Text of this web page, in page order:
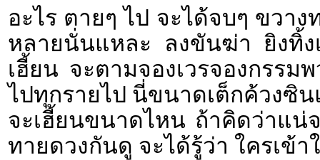
อะไร ตายๆ ไป จะได้จบๆ ขวา
หลายนั่นแหละ ลงขันฆ่า ยิงทิ้ง
เฮี้ยน จะตามจองเวรจองกรร
ไปทุกรายไป นี่ขนาดเต็กค้วงซิ
จะเฮี้ยนขนาดไหน ถ้าคิดว่าแน่
ทายดวงกันดู จะได้รู้ว่า ใครเข้า